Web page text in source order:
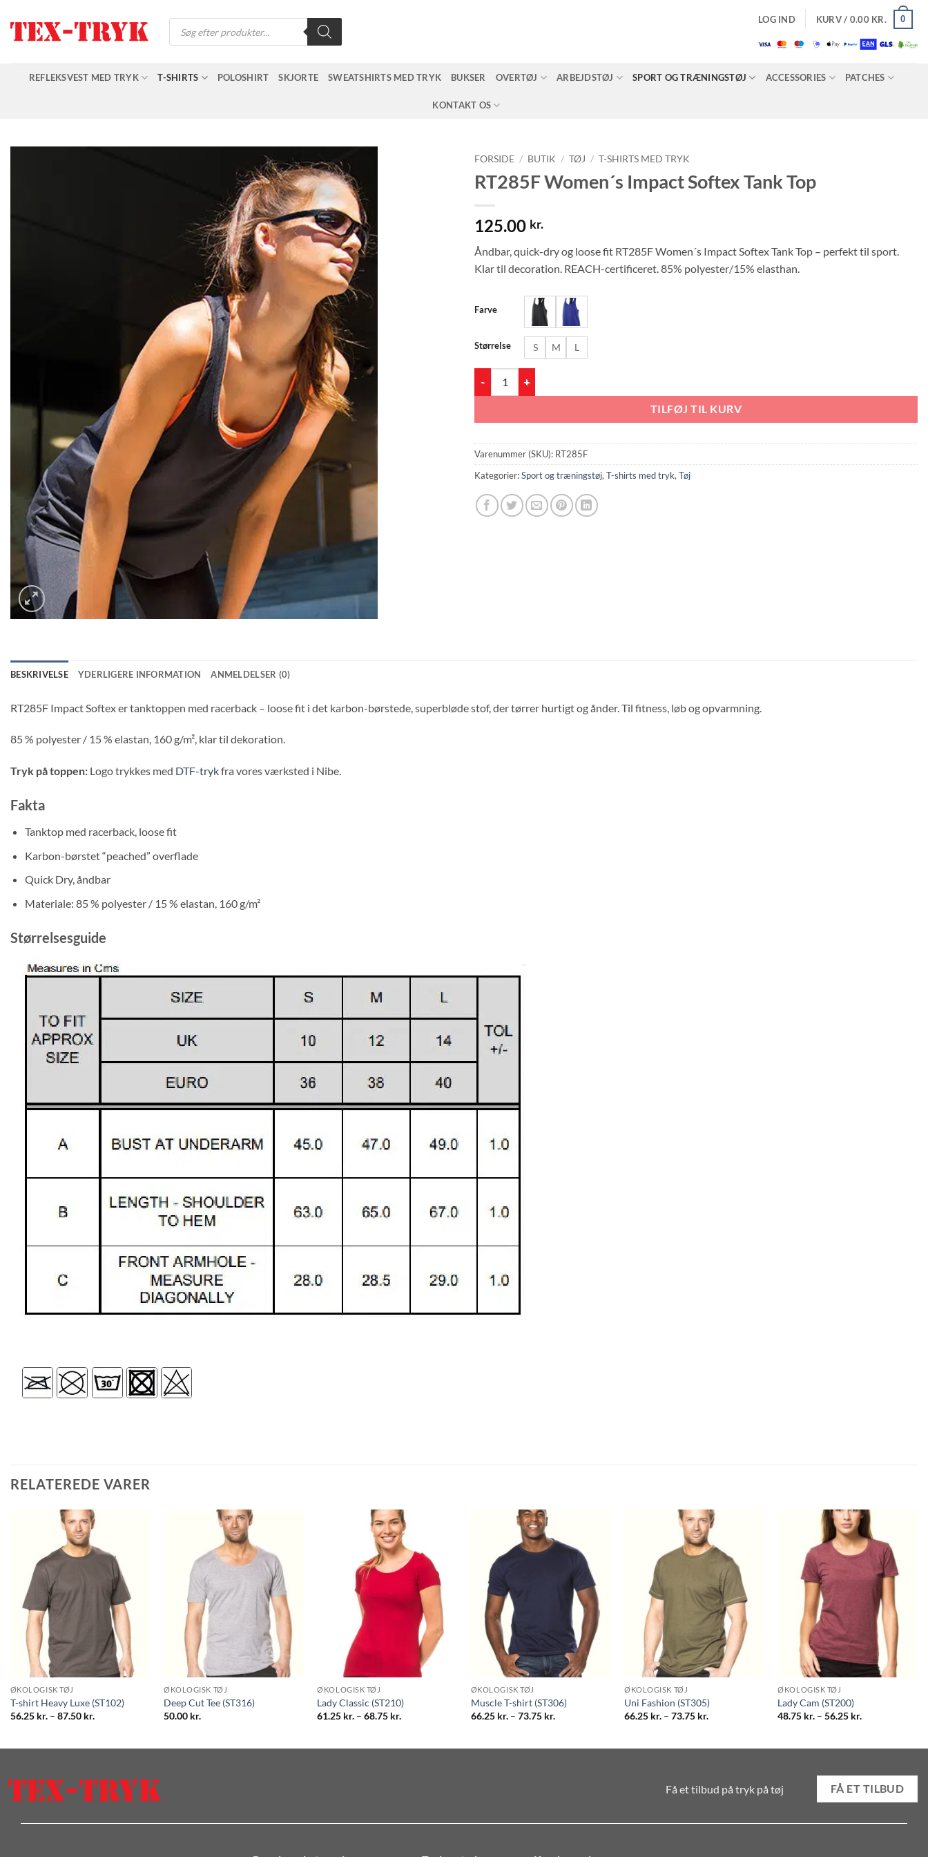
indhold
Products
search
LOG IND KURV / 0.00 KR. 0
REFLEKSVEST MED TRYK T-SHIRTS POLOSHIRT SKJORTE SWEATSHIRTS MED TRYK BUKSER OVERTØJ ARBEJDSTØJ SPORT OG TRÆNINGSTØJ ACCESSORIES PATCHES
KONTAKT OS
FORSIDE / BUTIK / TØJ / T-SHIRTS MED TRYK
RT285F Women´s Impact Softex Tank Top
125.00 kr.
Åndbar, quick-dry og loose fit RT285F Women´s Impact Softex Tank Top – perfekt til sport.
Klar til decoration. REACH-certificeret. 85% polyester/15% elasthan.
Farve
Størrelse S M L
TILFØJ TIL KURV
Varenummer (SKU): RT285F
Kategorier:Sport og træningstøj, T-shirts med tryk, Tøj
BESKRIVELSE YDERLIGERE INFORMATION ANMELDELSER (0)
RT285F Impact Softex er tanktoppen med racerback – loose fit i det karbon-børstede, superbløde stof, der tørrer hurtigt og ånder. Til fitness, løb og opvarmning.
85 % polyester / 15 % elastan, 160 g/m², klar til dekoration.
Tryk på toppen: Logo trykkes med DTF-trykfra vores værksted i Nibe.
Fakta
Tanktop med racerback, loose fit
Karbon-børstet “peached” overflade
Quick Dry, åndbar
Materiale: 85 % polyester / 15 % elastan, 160 g/m²
Størrelsesguide
RELATEREDE VARER
ØKOLOGISK TØJ
T-shirt Heavy Luxe (ST102)
56.25 kr. – 87.50 kr.
ØKOLOGISK TØJ
Deep Cut Tee (ST316)
50.00 kr.
ØKOLOGISK TØJ
Lady Classic (ST210)
61.25 kr. – 68.75 kr.
ØKOLOGISK TØJ
Muscle T-shirt (ST306)
66.25 kr. – 73.75 kr.
ØKOLOGISK TØJ
Uni Fashion (ST305)
66.25 kr. – 73.75 kr.
ØKOLOGISK TØJ
Lady Cam (ST200)
48.75 kr. – 56.25 kr.
Få et tilbud på tryk på tøj FÅ ET TILBUD